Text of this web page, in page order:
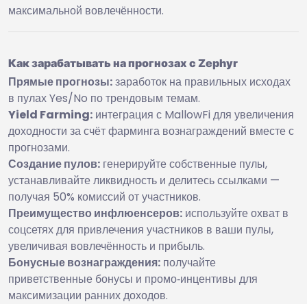
максимальной вовлечённости.
Как зарабатывать на прогнозах с Zephyr
Прямые прогнозы:заработок на правильных исходах
в пулах Yes/No по трендовым темам.
Yield Farming: интеграция с MallowFi для увеличения
доходности за счёт фарминга вознаграждений вместе с
прогнозами.
Создание пулов: генерируйте собственные пулы,
устанавливайте ликвидность и делитесь ссылками —
получая 50% комиссий от участников.
Преимущество инфлюенсеров: используйте охват в
соцсетях для привлечения участников в ваши пулы,
увеличивая вовлечённость и прибыль.
Бонусные вознаграждения: получайте
приветственные бонусы и промо‑инцентивы для
максимизации ранних доходов.